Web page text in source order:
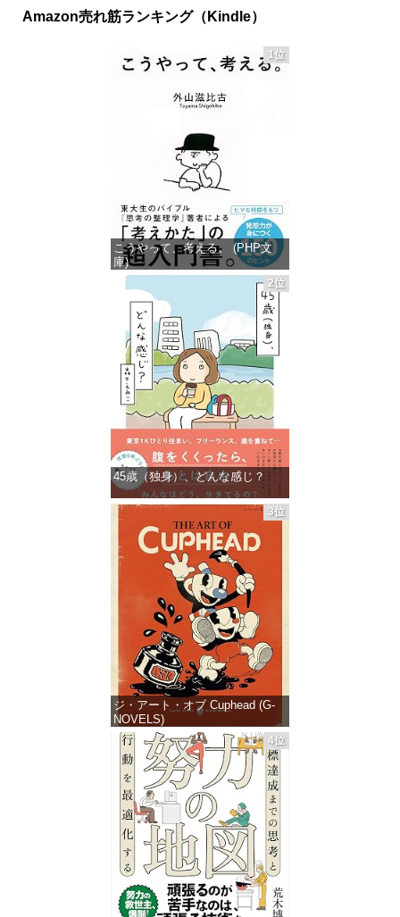
Amazon売れ筋ランキング（Kindle）
1位
こうやって、考える。 (PHP文
庫)
価格：¥649
2位
45歳（独身）、どんな感じ？
価格：¥1,359
3位
ジ・アート・オブ Cuphead (G-
NOVELS)
価格：¥4,400
4位